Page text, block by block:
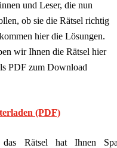
und Leser, die nun
ob sie die Rätsel richtig
hier die Lösungen.
wir Ihnen die Rätsel hier
PDF zum Download
(PDF)
Rätsel hat Ihnen